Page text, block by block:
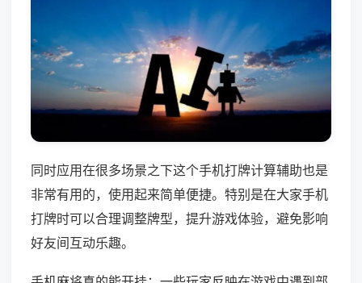
同时应用在很多场景之下这个手机打牌计算辅助也是
非常有用的，使用起来简单便捷。特别是在大家手机
打牌时可以合理调整牌型，提升游戏体验，避免影响
好友间互动乐趣。